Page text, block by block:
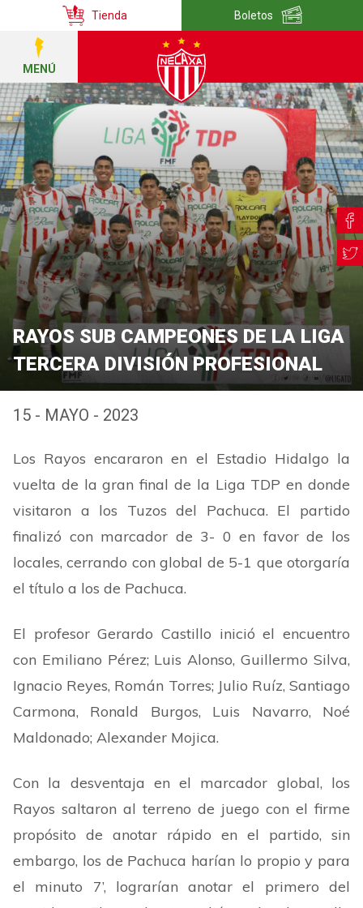
Tienda Boletos
MENÚ
RAYOS SUB CAMPEONES DE LA LIGA
TERCERA DIVISIÓN PROFESIONAL
15 - MAYO - 2023
Los Rayos encararon en el Estadio Hidalgo la
vuelta de la gran final de la Liga TDP en donde
visitaron a los Tuzos del Pachuca. El partido
finalizó con marcador de 3- 0 en favor de los
locales, cerrando con global de 5-1 que otorgaría
el título a los de Pachuca.
El profesor Gerardo Castillo inició el encuentro
con Emiliano Pérez; Luis Alonso, Guillermo Silva,
Ignacio Reyes, Román Torres; Julio Ruíz, Santiago
Carmona, Ronald Burgos, Luis Navarro, Noé
Maldonado; Alexander Mojica.
Con la desventaja en el marcador global, los
Rayos saltaron al terreno de juego con el firme
propósito de anotar rápido en el partido, sin
embargo, los de Pachuca harían lo propio y para
el minuto 7’, lograrían anotar el primero del